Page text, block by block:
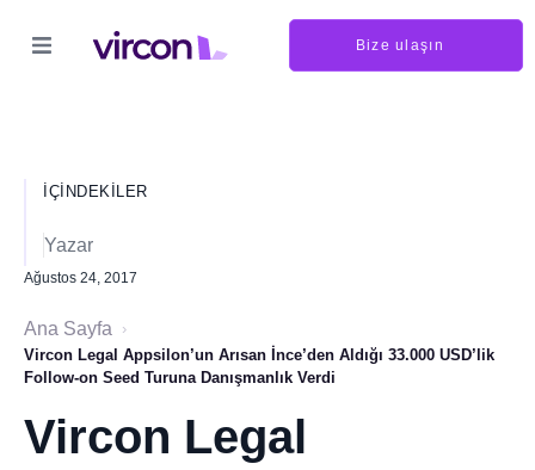
Bize ulaşın
İÇINDEKILER
Yazar
Ağustos 24, 2017
Ana Sayfa
›
Vircon Legal Appsilon’un Arısan İnce’den Aldığı 33.000 USD’lik
Follow-on Seed Turuna Danışmanlık Verdi
Vircon Legal